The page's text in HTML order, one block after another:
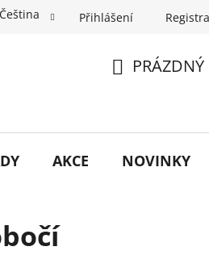
Čeština Přihlášení
AKCE NOVINKY